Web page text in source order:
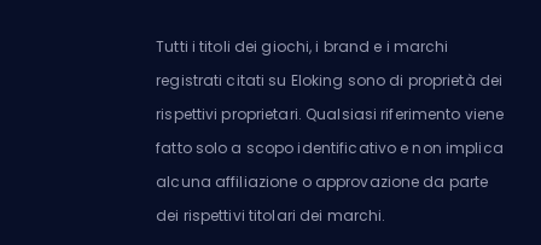
Tutti i titoli dei giochi, i brand e i marchi
registrati citati su Eloking sono di proprietà dei
rispettivi proprietari. Qualsiasi riferimento viene
fatto solo a scopo identificativo e non implica
alcuna affiliazione o approvazione da parte
dei rispettivi titolari dei marchi.